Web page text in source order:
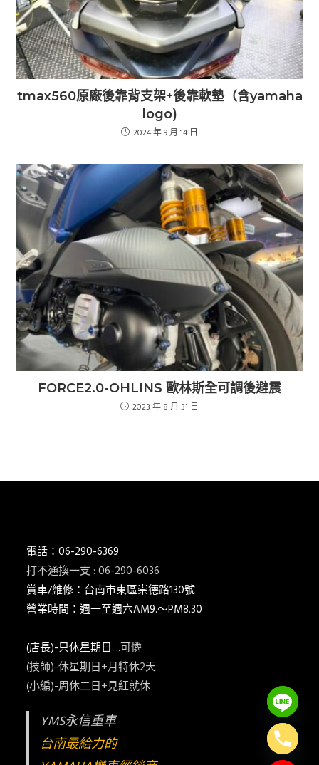
tmax560原廠後靠背支架+後靠軟墊（含yamaha
logo)
2024 年 9 月 14 日
FORCE2.0-OHLINS 歐林斯全可調後避震
2023 年 8 月 31 日
電話：06-290-6369
打不通換一支 : 06-290-6036
賞車/維修：台南市東區崇德路130號
營業時間：週一至週六AM9.～PM8.30
(店長)-只休星期日....可憐
(技師)-休星期日+月特休2天
(小編)-周休二日+見紅就休
YMS永信重車
台南最給力的